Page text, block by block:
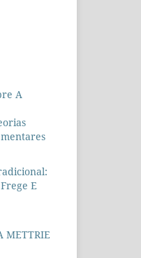
A
E
METTRIE